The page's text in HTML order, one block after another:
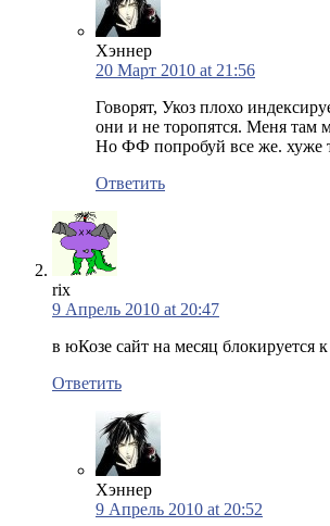
Хэннер
20 Март 2010 at 21:56
Говорят, Укоз плохо
они и не торопятся. Меня там
Но ФФ попробуй все же. хуже
Ответить
rix
9 Апрель 2010 at 20:47
в юКозе сайт на месяц блокируется
Ответить
Хэннер
9 Апрель 2010 at 20:52